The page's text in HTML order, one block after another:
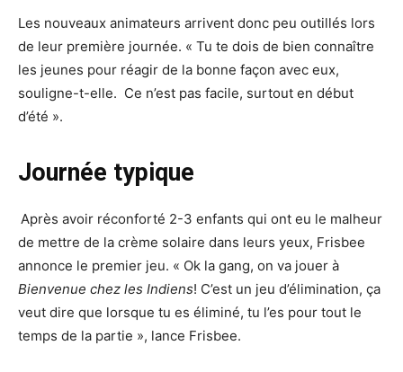
Les nouveaux animateurs arrivent donc peu outillés lors
de leur première journée. « Tu te dois de bien connaître
les jeunes pour réagir de la bonne façon avec eux,
souligne-t-elle. Ce n’est pas facile, surtout en début
d’été ».
Journée typique
Après avoir réconforté 2-3 enfants qui ont eu le malheur
de mettre de la crème solaire dans leurs yeux, Frisbee
annonce le premier jeu. « Ok la gang, on va jouer à
Bienvenue chez les Indiens! C’est un jeu d’élimination, ça
veut dire que lorsque tu es éliminé, tu l’es pour tout le
temps de la partie », lance Frisbee.